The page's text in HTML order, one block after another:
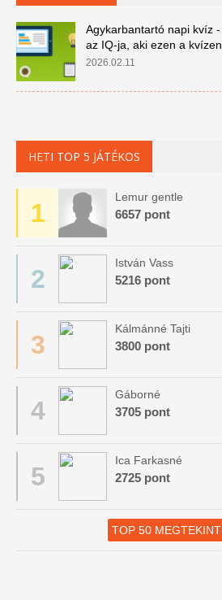
Agykarbantartó napi kvíz
az IQ-ja, aki ezen a
2026.02.11
HETI TOP 5 JÁTÉKOS
1
Lemur gentle
6657 pont
2
István Vass
5216 pont
3
Kálmánné Tajti
3800 pont
4
Gáborné
3705 pont
5
Ica Farkasné
2725 pont
TOP 50